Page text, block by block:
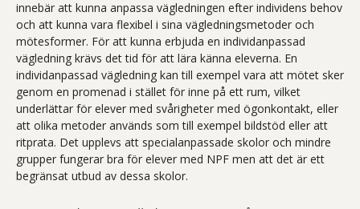
innebär att kunna anpassa vägledningen efter individens behov
och att kunna vara flexibel i sina vägledningsmetoder och
mötesformer. För att kunna erbjuda en individanpassad
vägledning krävs det tid för att lära känna eleverna. En
individanpassad vägledning kan till exempel vara att mötet sker
genom en promenad i stället för inne på ett rum, vilket
underlättar för elever med svårigheter med ögonkontakt, eller
att olika metoder används som till exempel bildstöd eller att
ritprata. Det upplevs att specialanpassade skolor och mindre
grupper fungerar bra för elever med NPF men att det är ett
begränsat utbud av dessa skolor.